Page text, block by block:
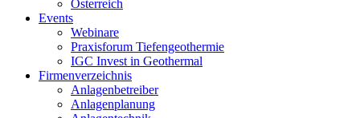
Österreich
Events
Webinare
Praxisforum Tiefengeothermie
IGC Invest in Geothermal
Firmenverzeichnis
Anlagenbetreiber
Anlagenplanung